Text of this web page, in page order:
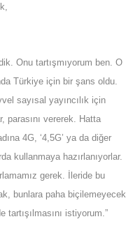
Onu tartışmıyorum ben. O
Türkiye için bir şans oldu.
sayısal yayıncılık için
parasını vererek. Hatta
4G, ‘4,5G’ ya da diğer
kullanmaya hazırlanıyorlar.
gerek. İleride bu
bunlara paha biçilemeyecek
istiyorum.”